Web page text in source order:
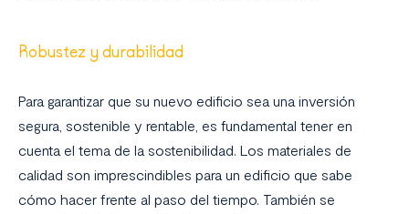
Robustez y durabilidad
Para garantizar que su nuevo edificio sea una inversión
segura, sostenible y rentable, es fundamental tener en
cuenta el tema de la sostenibilidad. Los materiales de
calidad son imprescindibles para un edificio que sabe
cómo hacer frente al paso del tiempo. También se